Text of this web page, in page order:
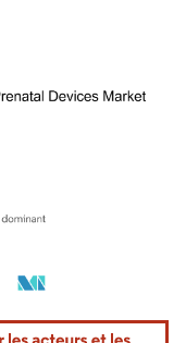
une attribution sous CC BY